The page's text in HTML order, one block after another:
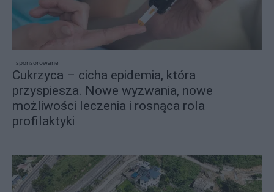
sponsorowane
Cukrzyca – cicha epidemia, która
przyspiesza. Nowe wyzwania, nowe
możliwości leczenia i rosnąca rola
profilaktyki